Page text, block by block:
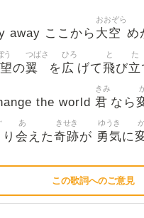
away ここから 大空
おおぞら
め
う
の翼
つばさ
を 広
ひろ
げて飛
と
び立
た
the world 君
きみ
なら
り 会
あ
えた奇跡
きせき
が 勇気
ゆうき
に
この歌詞へのご意見